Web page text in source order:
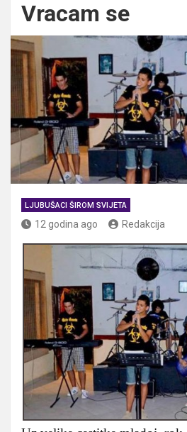
Vracam se
LJUBUŠACI ŠIROM SVIJETA
12 godina ago Redakcija